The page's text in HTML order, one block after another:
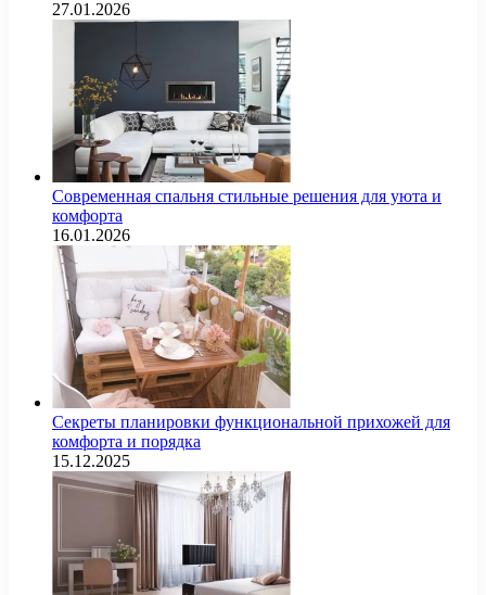
27.01.2026
Современная спальня стильные решения для уюта и
комфорта
16.01.2026
Секреты планировки функциональной прихожей для
комфорта и порядка
15.12.2025